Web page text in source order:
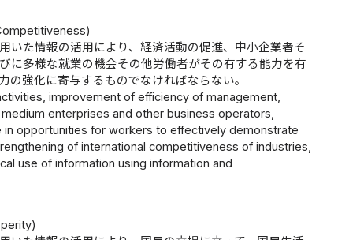
いた情報の活用により、経済活動の促進、中小企業者そ
に多様な就業の機会その他労働者がその有する能力を有
強化に寄与するものでなければならない。
improvement of efficiency of management,
enterprises and other business operators,
opportunities for workers to effectively demonstrate
of international competitiveness of industries,
use of information using information and